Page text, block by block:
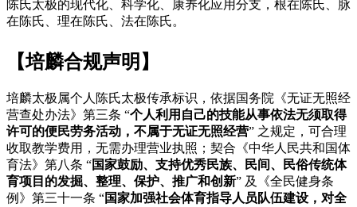
陈氏太极的现代化、科学化、康养化应用分支，根在陈氏、脉
在陈氏、理在陈氏、法在陈氏。
【培麟合规声明】
培麟太极属个人陈氏太极传承标识，依据国务院《无证无照经
营查处办法》第三条 “个人利用自己的技能从事依法无须取得
许可的便民劳务活动，不属于无证无照经营” 之规定，可合理
收取教学费用，无需办理营业执照；契合《中华人民共和国体
育法》第八条 “国家鼓励、支持优秀民族、民间、民俗传统体
育项目的发掘、整理、保护、推广和创新” 及《全民健身条
例》第三十一条 “国家加强社会体育指导人员队伍建设，对全